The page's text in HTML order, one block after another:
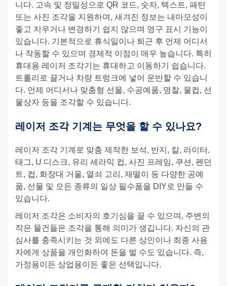
니다. 고속 및 정밀성으로 QR 코드, 숫자, 텍스트, 패턴
또는 사진 조각을 지원하며, 새겨진 정보는 내마모성이
좋고 지우거나 변경하기 쉽지 않으며 영구 표시 기능이
있습니다. 기본적으로 휴식일이나 퇴근 후 언제 어디서
나 작동할 수 있으며 경제적 이점이 매우 높습니다. 특히
휴대용 레이저 조각기는 휴대하고 이동하기 쉽습니다.
트롤리로 끌거나 차량 트렁크에 넣어 운반할 수 있습니
다. 언제 어디서나 맞춤형 선물, 수공예품, 명찰, 물컵, 선
물상자 등을 조각할 수 있습니다.
레이저 조각 기계는 무엇을 할 수 있나요?
레이저 조각 기계로 맞춤 제작한 보석, 반지, 칼, 라이터,
태그, U 디스크, 유리 세라믹 컵, 사진 프레임, 쿠션, 펜던
트, 컵, 화장대 거울, 열쇠 고리, 재떨이 등 다양한 공예
품, 선물 및 모든 종류의 일상 필수품을 DIY로 만들 수
있습니다.
레이저 조각은 소비자의 호기심을 끌 수 있으며, 주변의
작은 물건들은 조각을 통해 의미가 생깁니다. 자신의 관
심사를 충족시키는 것 외에도 다른 상인이나 최종 사용
자에게 상품을 개인화하여 돈을 벌 수도 있습니다. 즉,
가정용이든 상업용이든 좋은 선택입니다.